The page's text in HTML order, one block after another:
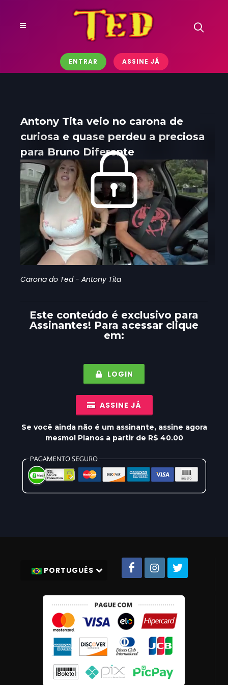
ENTRAR ASSINE JÁ
Antony Tita veio no carona de
curiosa e quase perdeu a preciosa
para Bruno Diferente
Carona do Ted - Antony Tita
Este conteúdo é exclusivo para
Assinantes! Para acessar clique
em:
LOGIN
ASSINE JÁ
Se você ainda não é um assinante, assine agora
mesmo! Planos a partir de R$ 40.00
PORTUGUÊS